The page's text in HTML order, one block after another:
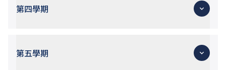
第四學期
第五學期